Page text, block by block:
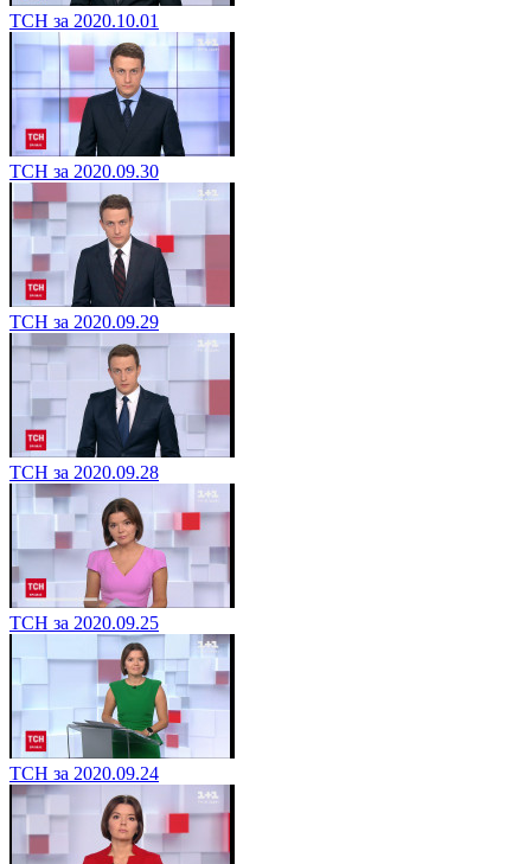
ТСН за 2020.10.01
ТСН за 2020.09.30
ТСН за 2020.09.29
ТСН за 2020.09.28
ТСН за 2020.09.25
ТСН за 2020.09.24